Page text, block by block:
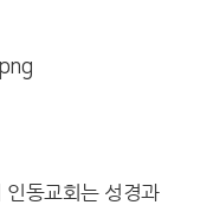
동교회는 성경과